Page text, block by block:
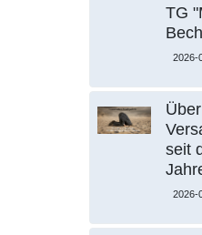
TG
2026-
seit
2026-